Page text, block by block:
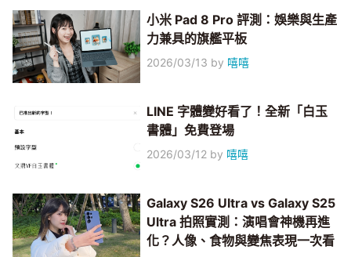
小米 Pad 8 Pro 評測：娛樂與生產
力兼具的旗艦平板
2026/03/13 by 嘻嘻
LINE 字體變好看了！全新「白玉
書體」免費登場
2026/03/12 by 嘻嘻
Galaxy S26 Ultra vs Galaxy S25
Ultra 拍照實測：演唱會神機再進
化？人像、食物與變焦表現一次看